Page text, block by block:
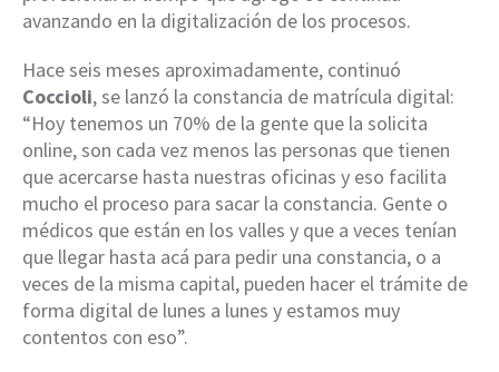
avanzando en la digitalización de los procesos.
Hace seis meses aproximadamente, continuó
Coccioli, se lanzó la constancia de matrícula digital:
“Hoy tenemos un 70% de la gente que la solicita
online, son cada vez menos las personas que tienen
que acercarse hasta nuestras oficinas y eso facilita
mucho el proceso para sacar la constancia. Gente o
médicos que están en los valles y que a veces tenían
que llegar hasta acá para pedir una constancia, o a
veces de la misma capital, pueden hacer el trámite de
forma digital de lunes a lunes y estamos muy
contentos con eso”.